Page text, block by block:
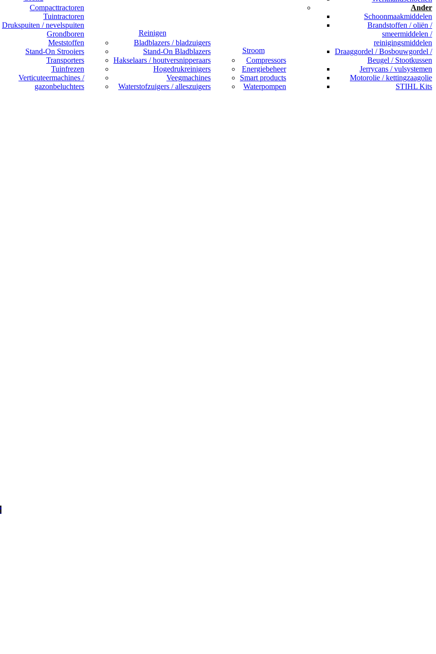
Compacttractoren
Tuintractoren
Drukspuiten / nevelspuiten
Grondboren
Meststoffen
Stand-On Strooiers
Transporters
Tuinfrezen
Verticuteermachines /
gazonbeluchters
Reinigen
Bladblazers / bladzuigers
Stand-On Bladblazers
Hakselaars / houtversnipperaars
Hogedrukreinigers
Veegmachines
Waterstofzuigers / alleszuigers
Stroom
Compressors
Energiebeheer
Smart products
Waterpompen
Ander
Schoonmaakmiddelen
Brandstoffen / oliën /
smeermiddelen /
reinigingsmiddelen
Draaggordel / Bosbouwgordel /
Beugel / Stootkussen
Jerrycans / vulsystemen
Motorolie / kettingzaagolie
STIHL Kits